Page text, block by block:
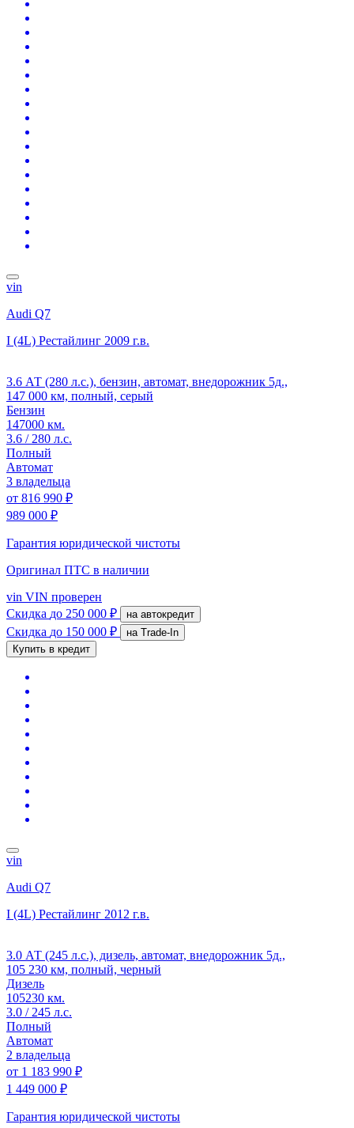
vin
Audi Q7
I (4L) Рестайлинг 2009 г.в.
3.6 АТ (280 л.с.), бензин, автомат, внедорожник 5д.,
147 000 км, полный, серый
Бензин
147000 км.
3.6 / 280 л.с.
Полный
Автомат
3 владельца
от 816 990 ₽
989 000 ₽
Гарантия юридической чистоты
Оригинал ПТС в наличии
vin VIN проверен
Скидка до 250 000 ₽ на автокредит
Скидка до 150 000 ₽
на Trade-In
Купить в кредит
vin
Audi Q7
I (4L) Рестайлинг 2012 г.в.
3.0 АТ (245 л.с.), дизель, автомат, внедорожник 5д.,
105 230 км, полный, черный
Дизель
105230 км.
3.0 / 245 л.с.
Полный
Автомат
2 владельца
от 1 183 990 ₽
1 449 000 ₽
Гарантия юридической чистоты